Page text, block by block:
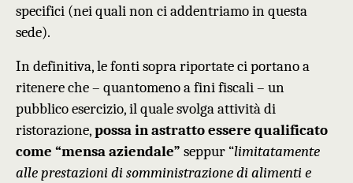
specifici (nei quali non ci addentriamo in questa
sede).
In definitiva, le fonti sopra riportate ci portano a
ritenere che – quantomeno a fini fiscali – un
pubblico esercizio, il quale svolga attività di
ristorazione,possain astrattoessere qualificato
come “mensa aziendale” seppur “limitatamente
alle prestazioni di somministrazione di alimenti e